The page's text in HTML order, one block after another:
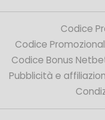
Codice
Codice
Codice Bonus
Pubblicità e